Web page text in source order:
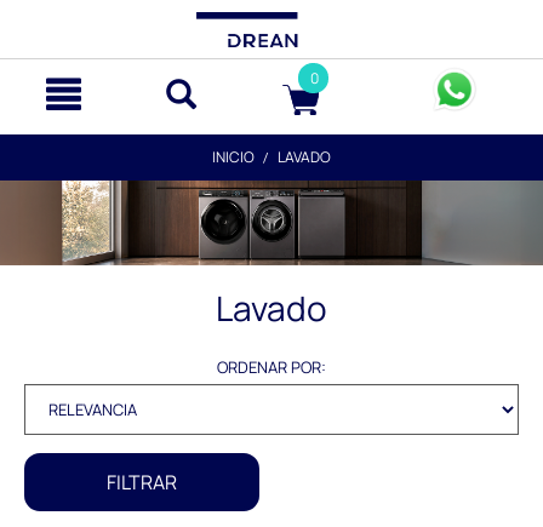
0
INICIO LAVADO
Lavado
ORDENAR POR:
FILTRAR